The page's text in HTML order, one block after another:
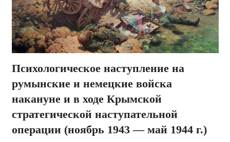
Психологическое наступление на
румынские и немецкие войска
накануне и в ходе Крымской
стратегической наступательной
операции (ноябрь 1943 — май 1944 г.)